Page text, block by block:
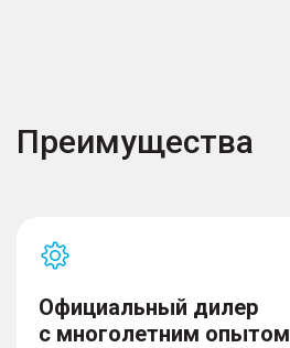
Преимущества
Официальный дилер
с многолетним опытом